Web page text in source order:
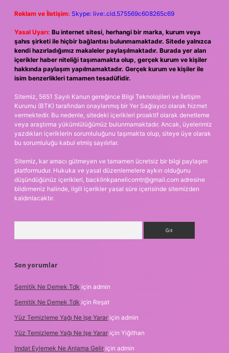
Reklam ve İletişim: Skype: live:.cid.575569c608265c69
Yasal Uyarı: Bu internet sitesi, herhangi bir marka, kurum veya
şahıs şirketi ile hiçbir bağlantısı bulunmamaktadır. Sitede yalnızca
kendi hazırladığımız makaleler paylaşılmaktadır. Burada yer alan
içerikler haber niteliği taşımamakta olup, gerçek kurum ve kişiler
hakkında paylaşım yapılmamaktadır. Gerçek kurum ve kişiler ile
isim benzerlikleri tamamen tesadüfidir.
Sitemiz, 5651 Sayılı Kanun gereğince Bilgi Teknolojileri ve İletişim
Kurumu (BTK) tarafından onaylanmış bir Yer Sağlayıcı olarak hizmet
vermektedir. Bu nedenle, sitedeki içerikleri proaktif olarak denetleme
veya araştırma yükümlülüğümüz bulunmamaktadır. Ancak, üyelerimiz
yazdıkları içeriklerin sorumluluğunu taşımakta olup, siteye üye olarak
bu sorumluluğu kabul etmiş sayılırlar.
Sitemiz, kar amacı gütmeyen ve tamamen ücretsiz bir bilgi paylaşım
platformudur. Hukuka ve yasal düzenlemelere aykırı olduğunu
düşündüğünüz içerikleri, backlinkpanelicomtr@gmail.com adresine
bildirmeniz halinde, ilgili içerikler yasal süre içerisinde sitemizden
kaldırılacaktır.
Son yorumlar
Semitik Ne Demek Tdk için admin
Semitik Ne Demek Tdk için Reşat
Yüz Temizleme Yağı Ne Işe Yarar için admin
Yüz Temizleme Yağı Ne Işe Yarar için Yiğithan
Imdat Eylemek Ne Anlama Gelir için admin